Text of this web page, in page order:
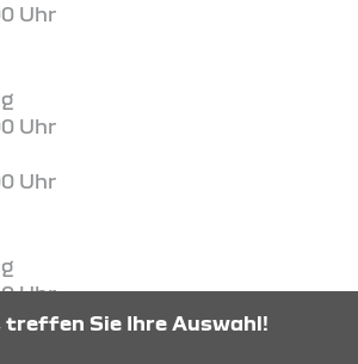
Uhr
Uhr
Uhr
Uhr
treffen Sie Ihre Auswahl!